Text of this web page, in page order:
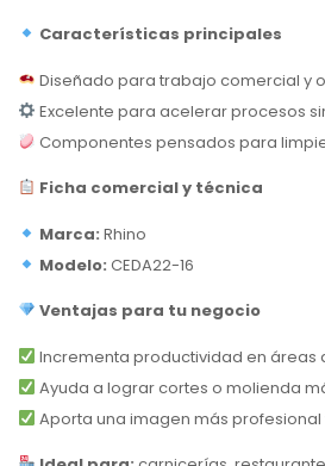
Características principales
Diseñado para trabajo comercial y
Excelente para acelerar procesos
Componentes pensados para
Ficha comercial y técnica
Marca: Rhino
Modelo: CEDA22-16
Ventajas para tu negocio
Incrementa productividad en áreas
Ayuda a lograr cortes o molienda
Aporta una imagen más